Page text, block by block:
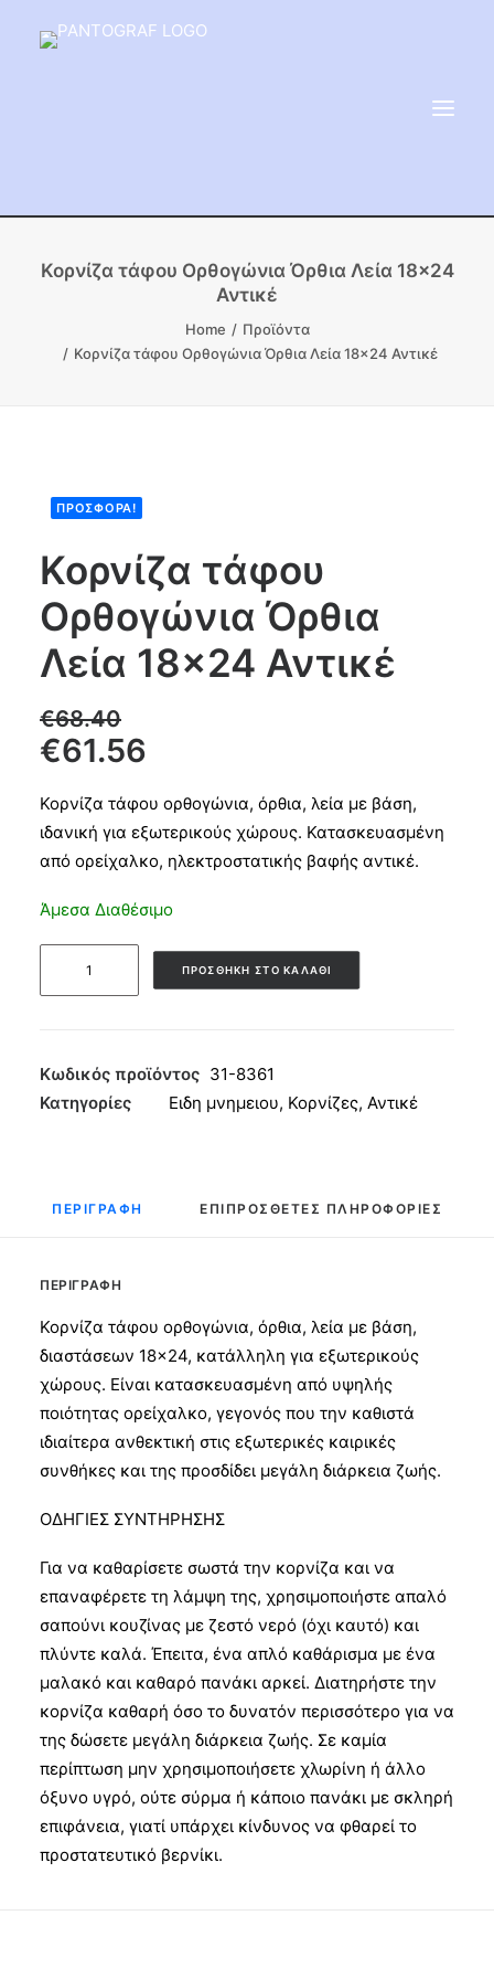
ΕΙΔΗ ΜΝΗΜΕΙΟΥ
ΑΔΑΜΑΝΤΟΦΟΡΟΙ ΔΙΣΚΟΙ
ΠΡΟΪΟΝΤΑ ΜΑΡΜΆΡΟΥ
Products
search
CART
Κορνίζα τάφου Ορθογώνια Όρθια Λεία 18×24
Αντικέ
Home
Προϊόντα
Κορνίζα τάφου Ορθογώνια Όρθια Λεία 18×24 Αντικέ
ΠΡΟΣΦΟΡΆ!
Κορνίζα τάφου
Ορθογώνια Όρθια
Λεία 18×24 Αντικέ
€68.40
€61.56
Κορνίζα τάφου ορθογώνια, όρθια, λεία με βάση,
ιδανική για εξωτερικούς χώρους. Κατασκευασμένη
από ορείχαλκο, ηλεκτροστατικής βαφής αντικέ.
Άμεσα Διαθέσιμο
Λεία
18x24
ΠΡΟΣΘΉΚΗ ΣΤΟ ΚΑΛΆΘΙ
Κωδικός προϊόντος 31-8361
Κατηγορίες
Ειδη μνημειου, Κορνίζες, Αντικέ
ΠΕΡΙΓΡΑΦΉ ΕΠΙΠΡΌΣΘΕΤΕΣ ΠΛΗΡΟΦΟΡΊΕΣ
ΠΕΡΙΓΡΑΦΉ
Κορνίζα τάφου ορθογώνια, όρθια, λεία με βάση,
διαστάσεων 18×24, κατάλληλη για εξωτερικούς
χώρους. Είναι κατασκευασμένη από υψηλής
ποιότητας ορείχαλκο, γεγονός που την καθιστά
ιδιαίτερα ανθεκτική στις εξωτερικές καιρικές
συνθήκες και της προσδίδει μεγάλη διάρκεια ζωής.
ΟΔΗΓΙΕΣ ΣΥΝΤΗΡΗΣΗΣ
Για να καθαρίσετε σωστά την κορνίζα και να
επαναφέρετε τη λάμψη της, χρησιμοποιήστε απαλό
σαπούνι κουζίνας με ζεστό νερό (όχι καυτό) και
πλύντε καλά. Έπειτα, ένα απλό καθάρισμα με ένα
μαλακό και καθαρό πανάκι αρκεί. Διατηρήστε την
κορνίζα καθαρή όσο το δυνατόν περισσότερο για να
της δώσετε μεγάλη διάρκεια ζωής. Σε καμία
περίπτωση μην χρησιμοποιήσετε χλωρίνη ή άλλο
όξυνο υγρό, ούτε σύρμα ή κάποιο πανάκι με σκληρή
επιφάνεια, γιατί υπάρχει κίνδυνος να φθαρεί το
προστατευτικό βερνίκι.